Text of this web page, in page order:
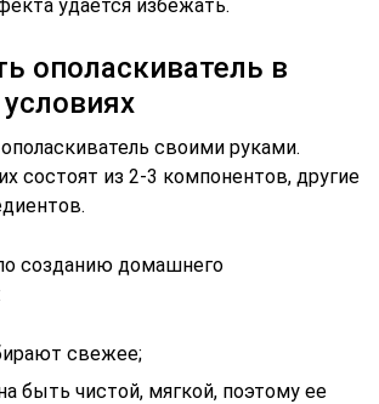
удается избежать.
ополаскиватель в
своими руками.
состоят из 2-3 компонентов, другие
созданию домашнего
свежее;
быть чистой, мягкой, поэтому ее